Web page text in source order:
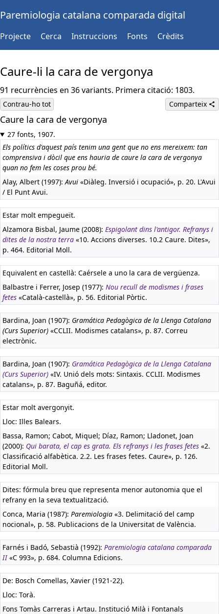
Paremiologia catalana comparada digital
Projecte Cerca Instruccions Fonts Crèdits
Caure-li la cara de vergonya
91 recurrències en 36 variants. Primera citació: 1803.
Contrau-ho tot Comparteix
Castellà: Caérsele la cara de vergüenza
Caure la cara de vergonya
27 fonts, 1907.
Els polítics d'aquest país tenim una gent que no ens mereixem: tan
comprensiva i dòcil que ens hauria de caure la cara de vergonya
quan no fem les coses prou bé.
Alay, Albert (1997):Avui «Diàleg. Inversió i ocupació», p. 20. L'Avui
/ El Punt Avui.
Estar molt empegueït.
Alzamora Bisbal, Jaume (2008): Espigolant dins l'antigor. Refranys i
dites de la nostra terra «10. Accions diverses. 10.2 Caure. Dites»,
p. 464. Editorial Moll.
Equivalent en castellà: Caérsele a uno la cara de vergüenza.
Balbastre i Ferrer, Josep (1977): Nou recull de modismes i frases
fetes «Català-castellà», p. 56. Editorial Pòrtic.
Bardina, Joan (1907): Gramática Pedagògica de la Llenga Catalana
(Curs Superior) «CCLII. Modismes catalans», p. 87. Correu
electrònic.
Bardina, Joan (1907): Gramática Pedagògica de la Llenga Catalana
(Curs Superior) «IV. Unió dels mots: Sintaxis. CCLII. Modismes
catalans», p. 87. Baguñá, editor.
Estar molt avergonyit.
Lloc: Illes Balears.
Bassa, Ramon; Cabot, Miquel; Díaz, Ramon; Lladonet, Joan
(2000): Qui barata, el cap es grata. Els refranys i les frases fetes «2.
Classificació alfabètica. 2.2. Les frases fetes. Caure», p. 126.
Editorial Moll.
Dites: fórmula breu que representa menor autonomia que el
refrany en la seva textualització.
Conca, Maria (1987): Paremiologia «3. Delimitació del camp
nocional», p. 58. Publicacions de la Universitat de València.
Farnés i Badó, Sebastià (1992): Paremiologia catalana comparada
II«C 993», p. 684. Columna Edicions.
De: Bosch Comellas, Xavier (1921-22).
Lloc: Torà.
Fons Tomàs Carreras i Artau. Institució Milà i Fontanals